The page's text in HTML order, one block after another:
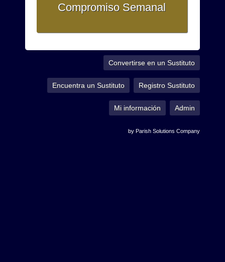
Compromiso Semanal
Convertirse en un Sustituto
Encuentra un Sustituto Registro Sustituto
Mi información Admin
by Parish Solutions Company